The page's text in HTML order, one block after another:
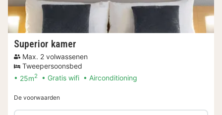
Superior kamer
Max. 2 volwassenen
Tweepersoonsbed
25m2 Gratis wifi Airconditioning
De voorwaarden